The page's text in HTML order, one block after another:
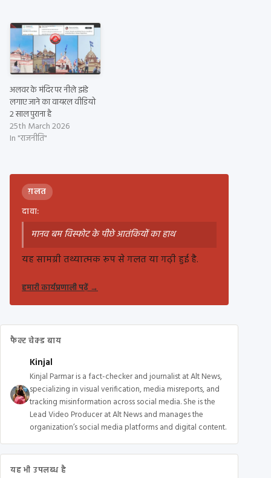
अलवर के मंदिर पर नीले झंडे
लगाए जाने का वायरल वीडियो
2 साल पुराना है
25th March 2026
In "राजनीति"
ग़लत
दावा:
मानव बम विस्फोट के पीछे आतंकियों का हाथ
यह सामग्री तथ्यात्मक रूप से गलत या गढ़ी हुई है.
हमारी कार्यप्रणाली पढ़ें→
फैक्ट चेक्ड बाय
Kinjal
Kinjal Parmar is a fact-checker and journalist at Alt News,
specializing in visual verification, media misreports, and
tracking misinformation across social media. She is the
Lead Video Producer at Alt News and manages the
organization’s social media platforms and digital content.
यह भी उपलब्ध है